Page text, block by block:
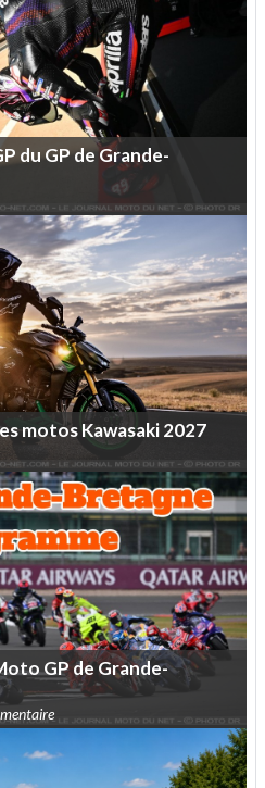
duGPdeGrande-
motosKawasaki2027
GPdeGrande-